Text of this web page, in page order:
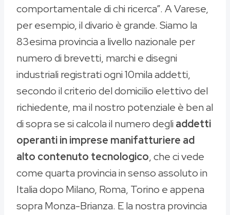
comportamentale di chi ricerca”. A Varese,
per esempio, il divario è grande. Siamo la
83esima provincia a livello nazionale per
numero di brevetti, marchi e disegni
industriali registrati ogni 10mila addetti,
secondo il criterio del domicilio elettivo del
richiedente, ma il nostro potenziale è ben al
di sopra se si calcola il numero degli addetti
operanti in imprese manifatturiere ad
alto contenuto tecnologico, che ci vede
come quarta provincia in senso assoluto in
Italia dopo Milano, Roma, Torino e appena
sopra Monza-Brianza. E la nostra provincia